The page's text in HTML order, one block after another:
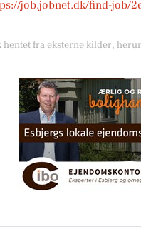
job.jobnet.dk/find-job/
hentet fra eksterne kilder,